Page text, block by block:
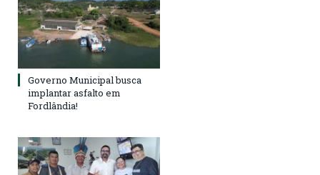
Governo Municipal busca
implantar asfalto em
Fordlândia!